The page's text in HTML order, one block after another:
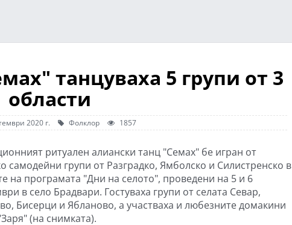
танцуваха 5 групи от 3
области
2020 г. Фолклор 1857
ритуален алиански танц "Семах" бе игран от
самодейни групи от Разградко, Ямболско и Силистренско в
на програмата "Дни на селото", проведени на 5 и 6
в село Брадвари. Гостуваха групи от селата Севар,
Бисерци и Ябланово, а участваха и любезните домакини
(на снимката).